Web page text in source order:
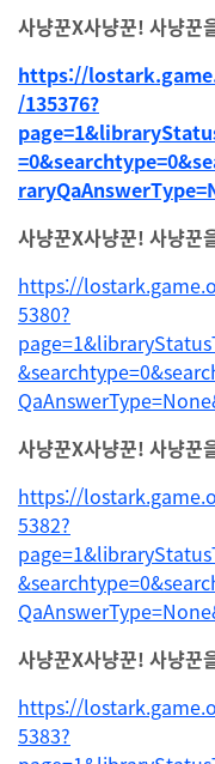
사냥꾼X사냥꾼! 사냥꾼
https://
/135376?
사냥꾼X사냥꾼! 사냥꾼
https://
5380?
사냥꾼X사냥꾼! 사냥꾼
https://
5382?
사냥꾼X사냥꾼! 사냥꾼
https://
5383?